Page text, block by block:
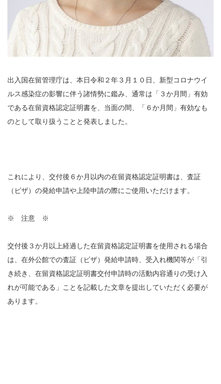
出入国在留管理庁は、本日令和２年３月１０日、新型コロナウイ
ルス感染症の影響に伴う諸情勢に鑑み、通常は「３か月間」有効
である在留資格認定証明書を、当面の間、「６か月間」有効なも
のとして取り扱うことと発表しました。
これにより、交付後６か月以内の在留資格認定証明書は、査証
（ビザ）の発給申請や上陸申請の際にご使用いただけます。
※ 注意 ※
交付後３か月以上経過した在留資格認定証明書を使用される場合
は、在外公館での査証（ビザ）発給申請時、受入れ機関等が「引
き続き、在留資格認定証明書交付申請時の活動内容通りの受け入
れが可能である」ことを記載した文章を提出していただく必要が
あります。